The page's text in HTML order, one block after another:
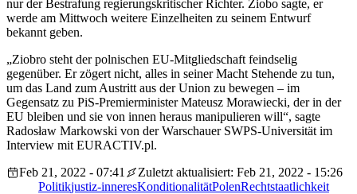
nur der Bestrafung regierungskritischer Richter. Ziobo sagte, er
werde am Mittwoch weitere Einzelheiten zu seinem Entwurf
bekannt geben.
„Ziobro steht der polnischen EU-Mitgliedschaft feindselig
gegenüber. Er zögert nicht, alles in seiner Macht Stehende zu tun,
um das Land zum Austritt aus der Union zu bewegen – im
Gegensatz zu PiS-Premierminister Mateusz Morawiecki, der in der
EU bleiben und sie von innen heraus manipulieren will“, sagte
Radosław Markowski von der Warschauer SWPS-Universität im
Interview mit EURACTIV.pl.
Feb 21, 2022 - 07:41
Zuletzt aktualisiert: Feb 21, 2022 - 15:26
Politikjustiz-inneresKonditionalitätPolenRechtstaatlichkeit